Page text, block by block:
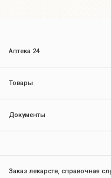
Аптека 24
Товары
Документы
Заказ лекарств, справочная